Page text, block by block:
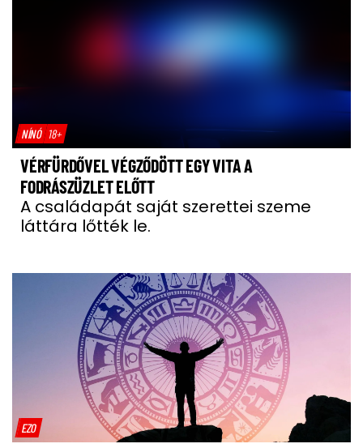
NÍNÓ 18+
VÉRFÜRDŐVEL VÉGZŐDÖTT EGY VITA A
FODRÁSZÜZLET ELŐTT
A családapát saját szerettei szeme
láttára lőtték le.
EZO